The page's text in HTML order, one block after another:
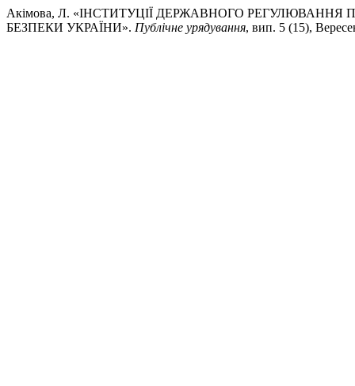
Акімова, Л. «ІНСТИТУЦІЇ ДЕРЖАВНОГО
БЕЗПЕКИ УКРАЇНИ». Публічне урядування, вип. 5 (15),